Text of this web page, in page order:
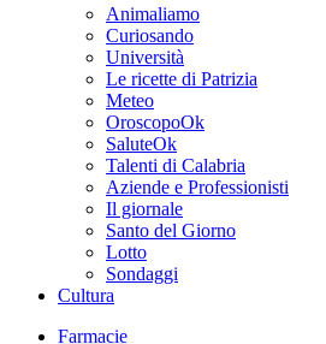
Animaliamo
Curiosando
Università
Le ricette di Patrizia
Meteo
OroscopoOk
SaluteOk
Talenti di Calabria
Aziende e Professionisti
Il giornale
Santo del Giorno
Lotto
Sondaggi
Cultura
Farmacie